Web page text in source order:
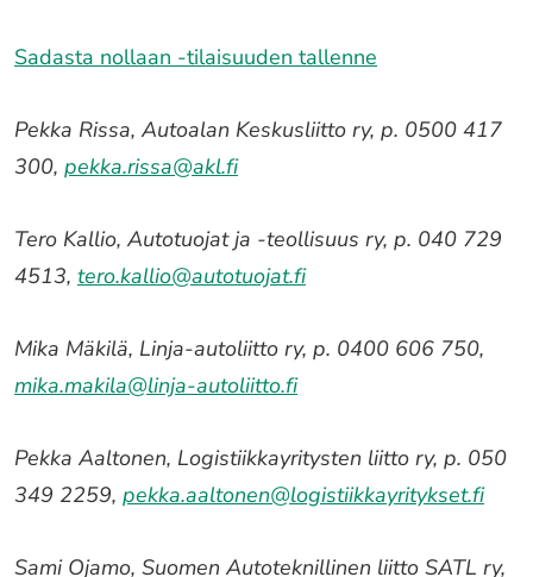
Sadasta nollaan -tilaisuuden tallenne
Pekka Rissa, Autoalan Keskusliitto ry, p. 0500 417
300, pekka.rissa@akl.fi
Tero Kallio, Autotuojat ja -teollisuus ry, p. 040 729
4513, tero.kallio@autotuojat.fi
Mika Mäkilä, Linja-autoliitto ry, p. 0400 606 750,
mika.makila@linja-autoliitto.fi
Pekka Aaltonen, Logistiikkayritysten liitto ry, p. 050
349 2259, pekka.aaltonen@logistiikkayritykset.fi
Sami Ojamo, Suomen Autoteknillinen liitto SATL ry,